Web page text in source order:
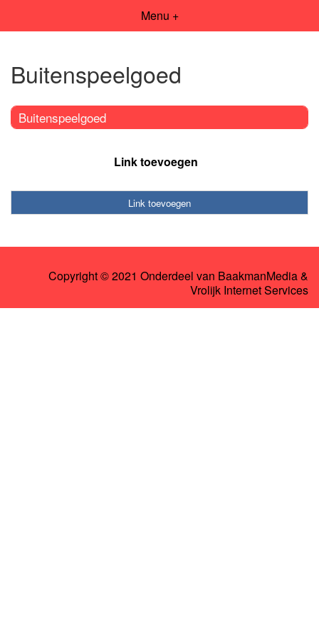
Menu +
Buitenspeelgoed
Buitenspeelgoed
Link toevoegen
Link toevoegen
Copyright © 2021 Onderdeel van BaakmanMedia&
Vrolijk Internet Services